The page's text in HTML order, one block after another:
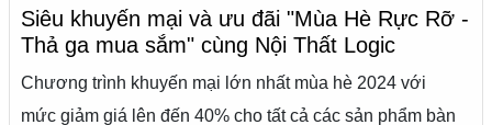
Siêu khuyến mại và ưu đãi "Mùa Hè Rực Rỡ -
Thả ga mua sắm" cùng Nội Thất Logic
Chương trình khuyến mại lớn nhất mùa hè 2024 với
mức giảm giá lên đến 40% cho tất cả các sản phẩm bàn